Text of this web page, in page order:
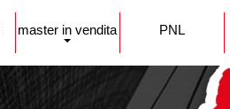
master in vendita PNL